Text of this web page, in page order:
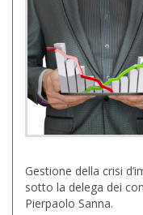
Gestione della crisi
sotto la delega dei
Pierpaolo Sanna.